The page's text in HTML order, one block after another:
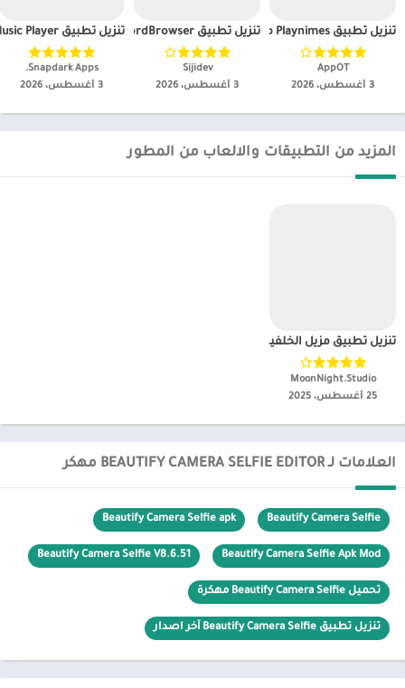
تنزيل تطبيق Playnimes مهكر
AppOT‏
3 أغسطس، 2026
تنزيل تطبيق FordBrowser مهكر
Sijidev‏
3 أغسطس، 2026
تنزيل تطبيق Fyzer Music Player مهكر
Snapdark Apps.‏
3 أغسطس، 2026
المزيد من التطبيقات والالعاب من المطور
تنزيل تطبيق مزيل الخلفية AI مهكر
MoonNight.Studio‏
25 أغسطس، 2025
العلامات لـ BEAUTIFY CAMERA SELFIE EDITOR مهكر
Beautify Camera Selfie
Beautify Camera Selfie apk
Beautify Camera Selfie Apk Mod
Beautify Camera Selfie V8.6.51
تحميل Beautify Camera Selfie مهكرة
تنزيل تطبيق Beautify Camera Selfie آخر اصدار